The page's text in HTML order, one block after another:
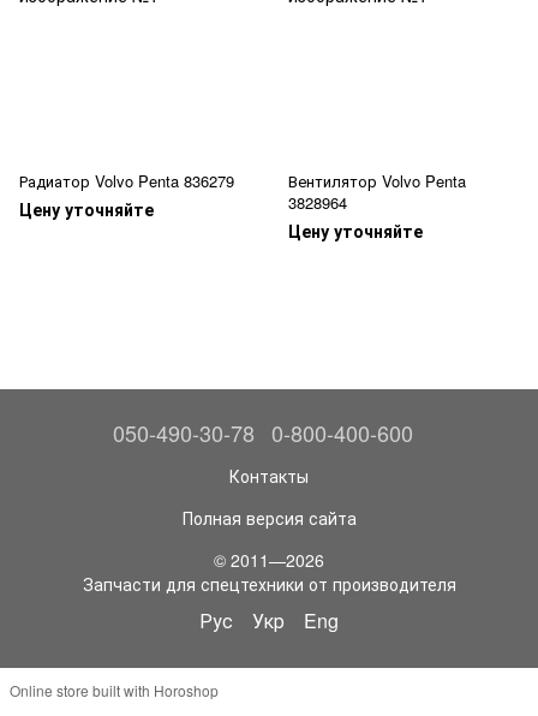
Радиатор Volvo Penta 836279
Цену уточняйте
Вентилятор Volvo Penta
3828964
Цену уточняйте
050-490-30-78 0-800-400-600
Контакты
Полная версия сайта
© 2011—2026
Запчасти для спецтехники от производителя
Рус Укр Eng
Online store built with Horoshop